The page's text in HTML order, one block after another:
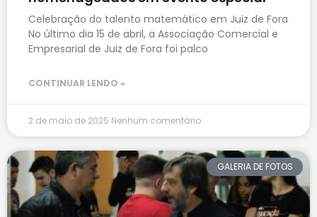
Celebração do talento matemático em Juiz de Fora
No último dia 15 de abril, a Associação Comercial e
Empresarial de Juiz de Fora foi palco
CONTINUAR LENDO »
2 de maio de 2025 Nenhum comentário
GALERIA DE FOTOS